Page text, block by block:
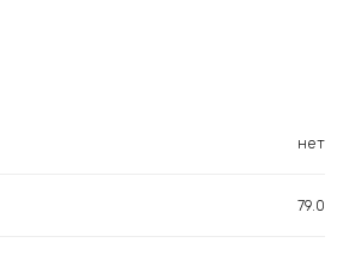
нет
79.0